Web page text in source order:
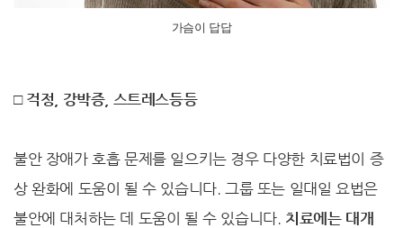
가슴이 답답
□ 걱정, 강박증, 스트레스등등
불안 장애가 호흡 문제를 일으키는 경우 다양한 치료법이 증
상 완화에 도움이 될 수 있습니다. 그룹 또는 일대일 요법은
불안에 대처하는 데 도움이 될 수 있습니다. 치료에는 대개